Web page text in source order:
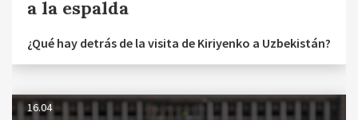
a la espalda
¿Qué hay detrás de la visita de Kiriyenko a Uzbekistán?
16.04